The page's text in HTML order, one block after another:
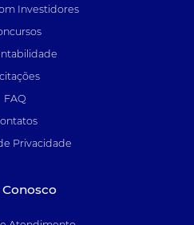
Investidores
FAQ
Privacidade
Conosco